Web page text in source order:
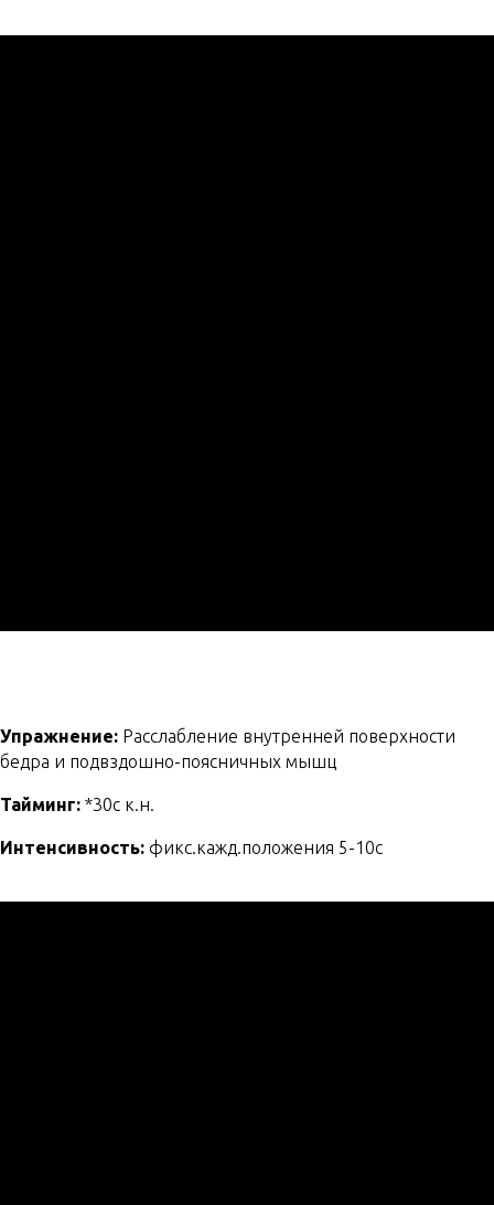
Упражнение: Расслабление внутренней поверхности
бедра и подвздошно-поясничных мышц
Тайминг: *30с к.н.
Интенсивность: фикс.кажд.положения 5-10с